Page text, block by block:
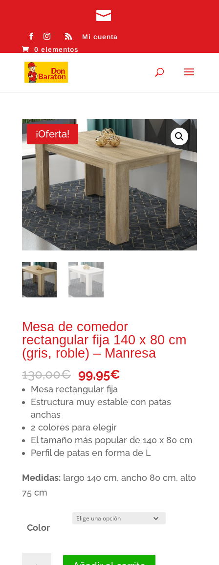
Mi cuenta
0 elementos
¡Oferta!
Mesa de comedor
rectangular fija 140 x 80 cm
(gris, roble) – Manresa
130,00€ El
precio
original
130,00€.
99,95€El
actual
Mesa rectangular fija
Estructura muy estable con patas
anchas
2 colores para elegir
El tamaño más popular de 140 x 80 cm
Perfil de patas en forma de L
Medidas:largo 140 cm, ancho 80 cm, alto
75 cm
Color